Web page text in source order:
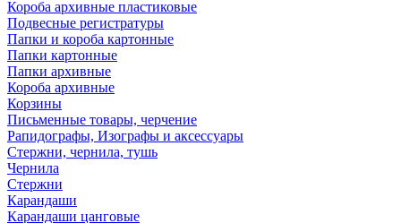
Короба архивные пластиковые
Подвесные регистратуры
Папки и короба картонные
Папки картонные
Папки архивные
Короба архивные
Корзины
Письменные товары, черчение
Рапидографы, Изографы и аксессуары
Стержни, чернила, тушь
Чернила
Стержни
Карандаши
Карандаши цанговые